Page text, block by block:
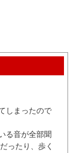
しまったので
る音が全部聞
ったり、歩く